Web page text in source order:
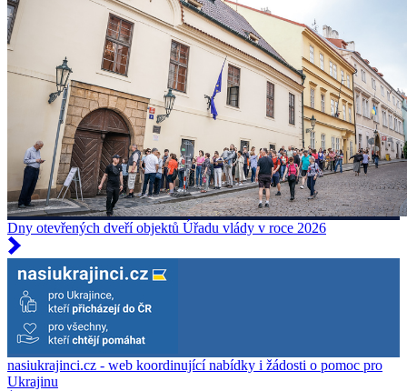
Dny otevřených dveří objektů Úřadu vlády v roce 2026
nasiukrajinci.cz - web koordinující nabídky i žádosti o pomoc pro
Ukrajinu